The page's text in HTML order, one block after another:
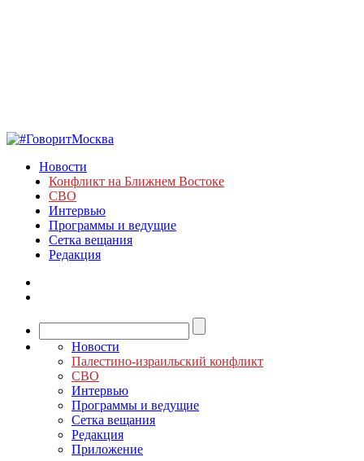
Новости
Конфликт на Ближнем Востоке
СВО
Интервью
Программы и ведущие
Сетка вещания
Редакция
Новости
Палестино-израильский конфликт
СВО
Интервью
Программы и ведущие
Сетка вещания
Редакция
Приложение